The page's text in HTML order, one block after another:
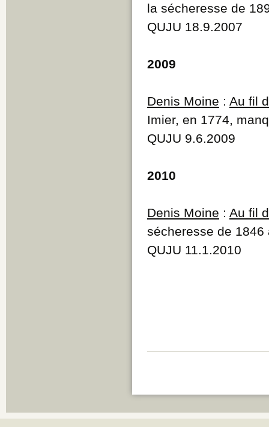
la sécheresse de
QUJU 18.9.2007
2009
Denis Moine : Au fil
Imier, en 1774,
QUJU 9.6.2009
2010
Denis Moine : Au fil
sécheresse de
QUJU 11.1.2010